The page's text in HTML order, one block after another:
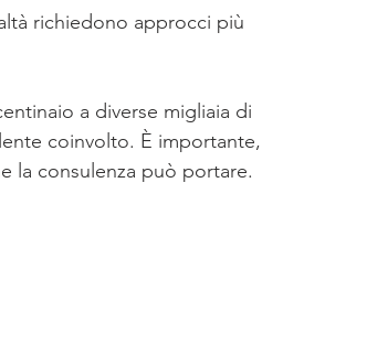
richiedono approcci più
a diverse migliaia di
coinvolto. È importante,
la consulenza può portare.